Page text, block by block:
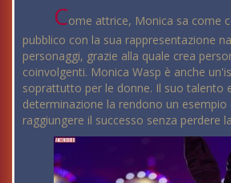
Come attrice, Monica sa come
pubblico con la sua rappresentazione
personaggi, grazie alla quale crea
coinvolgenti. Monica Wasp è anche
soprattutto per le donne. Il suo talento
determinazione la rendono un esempio
raggiungere il successo senza perdere